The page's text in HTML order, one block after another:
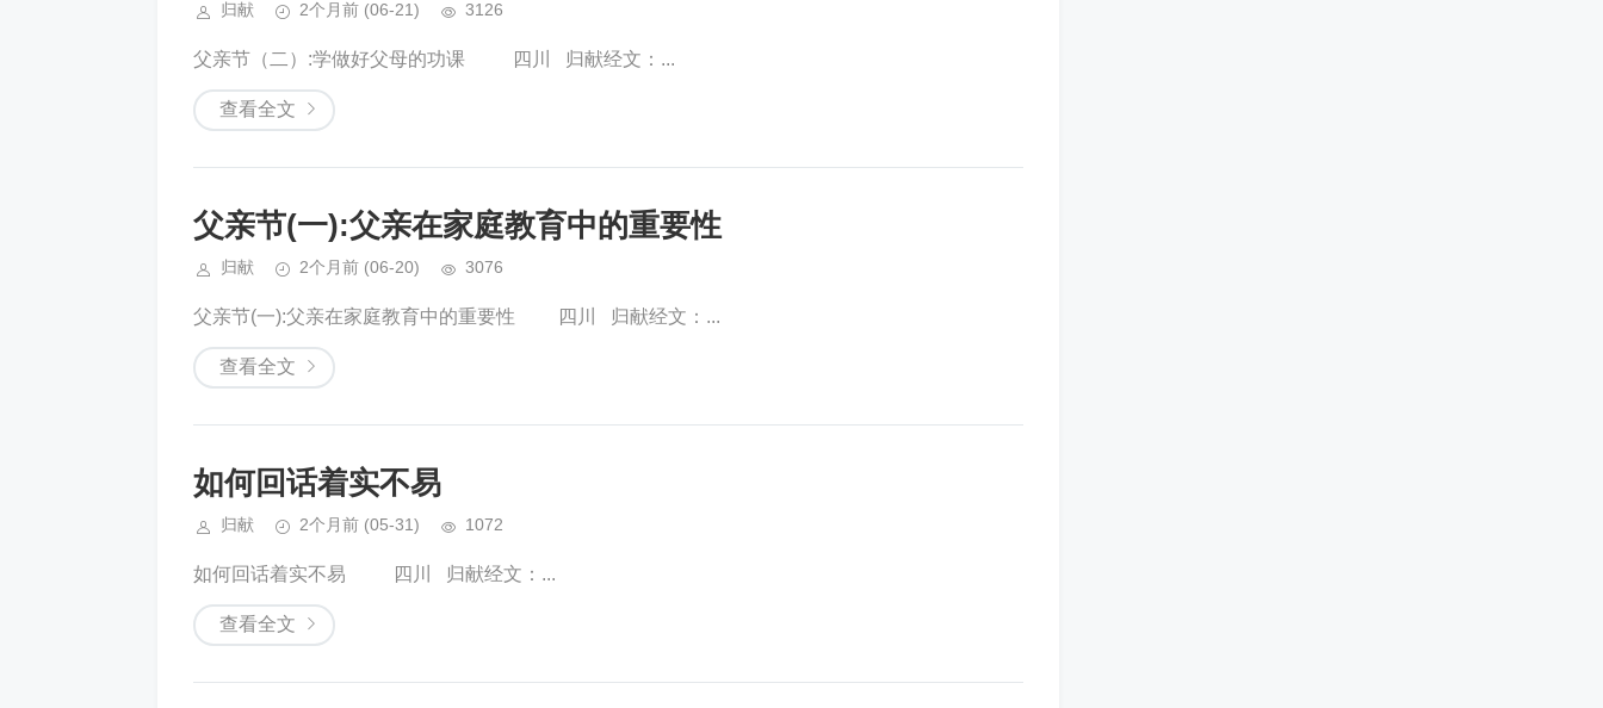
归献 2个月前 (06-21) 3126
父亲节（二）:学做好父母的功课 四川 归献经文：...
查看全文
父亲节(一):父亲在家庭教育中的重要性
归献 2个月前 (06-20) 3076
父亲节(一):父亲在家庭教育中的重要性 四川 归献经文：...
查看全文
如何回话着实不易
归献 2个月前 (05-31) 1072
如何回话着实不易 四川 归献经文：...
查看全文